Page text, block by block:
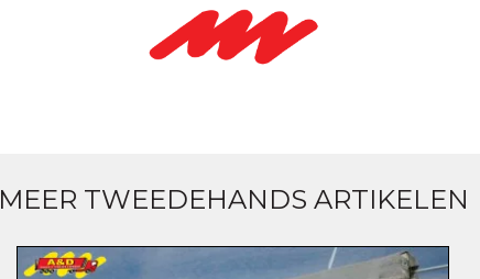
MEER TWEEDEHANDS ARTIKELEN